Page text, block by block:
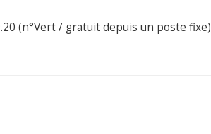
(n°Vert / gratuit depuis un poste fixe)